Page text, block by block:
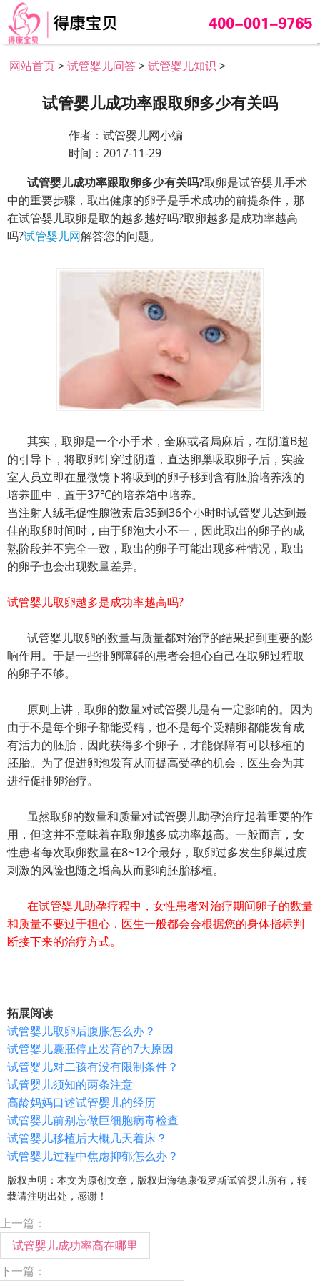
网站首页>试管婴儿问答>试管婴儿知识 >
试管婴儿成功率跟取卵多少有关吗
作者：试管婴儿网小编
时间：2017-11-29
试管婴儿成功率跟取卵多少有关吗?取卵是试管婴儿手术
中的重要步骤，取出健康的卵子是手术成功的前提条件，那
在试管婴儿取卵是取的越多越好吗?取卵越多是成功率越高
吗?试管婴儿网解答您的问题。
其实，取卵是一个小手术，全麻或者局麻后，在阴道B超
的引导下，将取卵针穿过阴道，直达卵巢吸取卵子后，实验
室人员立即在显微镜下将吸到的卵子移到含有胚胎培养液的
培养皿中，置于37℃的培养箱中培养。
当注射人绒毛促性腺激素后35到36个小时时试管婴儿达到最
佳的取卵时间时，由于卵泡大小不一，因此取出的卵子的成
熟阶段并不完全一致，取出的卵子可能出现多种情况，取出
的卵子也会出现数量差异。
试管婴儿取卵越多是成功率越高吗?
试管婴儿取卵的数量与质量都对治疗的结果起到重要的影
响作用。于是一些排卵障碍的患者会担心自己在取卵过程取
的卵子不够。
原则上讲，取卵的数量对试管婴儿是有一定影响的。因为
由于不是每个卵子都能受精，也不是每个受精卵都能发育成
有活力的胚胎，因此获得多个卵子，才能保障有可以移植的
胚胎。为了促进卵泡发育从而提高受孕的机会，医生会为其
进行促排卵治疗。
虽然取卵的数量和质量对试管婴儿助孕治疗起着重要的作
用，但这并不意味着在取卵越多成功率越高。一般而言，女
性患者每次取卵数量在8~12个最好，取卵过多发生卵巢过度
刺激的风险也随之增高从而影响胚胎移植。
在试管婴儿助孕疗程中，女性患者对治疗期间卵子的数量
和质量不要过于担心，医生一般都会会根据您的身体指标判
断接下来的治疗方式。
拓展阅读
试管婴儿取卵后腹胀怎么办？
试管婴儿囊胚停止发育的7大原因
试管婴儿对二孩有没有限制条件？
试管婴儿须知的两条注意
高龄妈妈口述试管婴儿的经历
试管婴儿前别忘做巨细胞病毒检查
试管婴儿移植后大概几天着床？
试管婴儿过程中焦虑抑郁怎么办？
版权声明：本文为原创文章，版权归海德康俄罗斯试管婴儿所有，转
载请注明出处，感谢！
上一篇：
试管婴儿成功率高在哪里
下一篇：